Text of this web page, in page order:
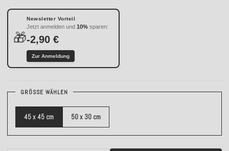
🎁
Newsletter Vorteil
Jetzt anmelden und 10% sparen:
-2,90 €
Zur Anmeldung
GRÖSSE WÄHLEN
45 x 45 cm 50 x 30 cm